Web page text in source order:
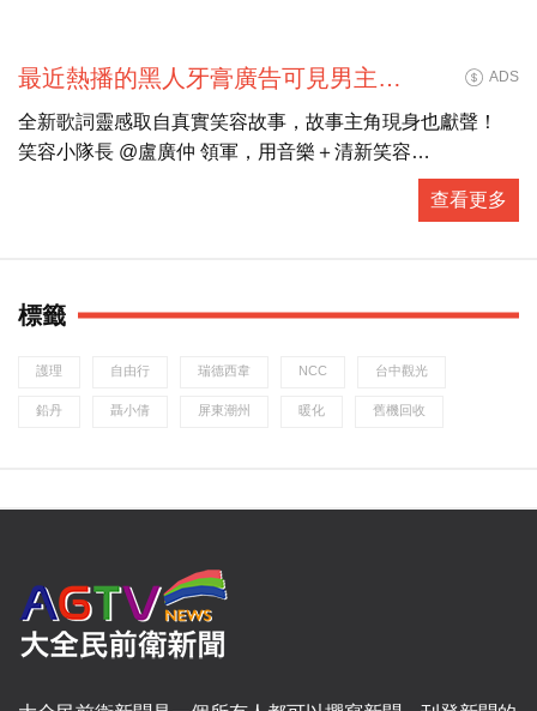
最近熱播的黑人牙膏廣告可見男主角
盧廣仲唱唱跳跳，身上的花襯衫也跟
著搶鏡，細看襯衫上不是花草植物圖
ADS
全新歌詞靈感取自真實笑容故事，故事主角現身也獻聲！
笑容小隊長 @盧廣仲 領軍，用音樂＋清新笑容
前往登錄發票即可參加 https://bit.ly/2VBiN9J
越
查看更多
標籤
護理 自由行 瑞德西韋 NCC 台中觀光
鉛丹 聶小倩 屏東潮州 暖化 舊機回收